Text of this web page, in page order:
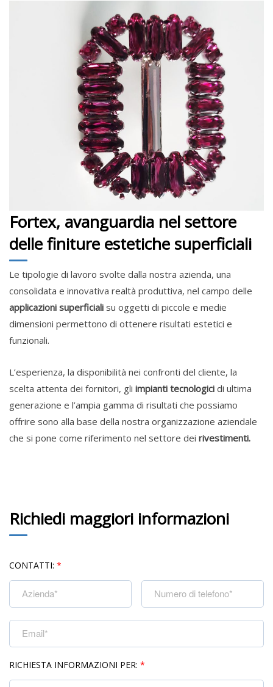
Fortex, avanguardia nel settore
delle finiture estetiche superficiali
Le tipologie di lavoro svolte dalla nostra azienda, una
consolidata e innovativa realtà produttiva, nel campo delle
applicazioni superficiali su oggetti di piccole e medie
dimensioni permettono di ottenere risultati estetici e
funzionali.
L’esperienza, la disponibilità nei confronti del cliente, la
scelta attenta dei fornitori, gli impianti tecnologici di ultima
generazione e l’ampia gamma di risultati che possiamo
offrire sono alla base della nostra organizzazione aziendale
che si pone come riferimento nel settore dei rivestimenti.
Richiedi maggiori informazioni
CONTATTI: *
RICHIESTA INFORMAZIONI PER: *